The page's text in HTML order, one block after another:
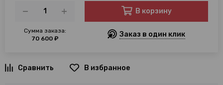
Сумма заказа:
70 600 ₽
В корзину
Заказ в один клик
В избранное